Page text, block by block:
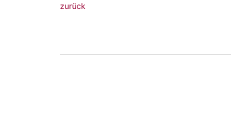
zurück